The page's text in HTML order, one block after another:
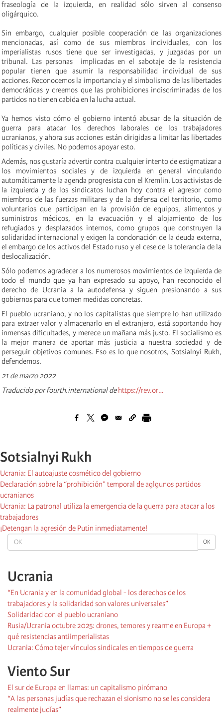
OK OK
Ucrania
“En Ucrania y en la comunidad global - los derechos de los
trabajadores y la solidaridad son valores universales”
Solidaridad con el pueblo ucraniano
Rusia/Ucrania octubre 2025: drones, temores y rearme en Europa +
qué resistencias antiimperialistas
Ucrania: Cómo tejer vínculos sindicales en tiempos de guerra
Viento Sur
El sur de Europa en llamas: un capitalismo pirómano
“A las personas judías que rechazan el sionismo no se les considera
realmente judías”
fraseología de la izquierda, en realidad sólo sirven al consenso
oligárquico.
Sin embargo, cualquier posible cooperación de las organizaciones
mencionadas, así como de sus miembros individuales, con los
imperialistas rusos tiene que ser investigadas, y juzgadas por un
tribunal. Las personas implicadas en el sabotaje de la resistencia
popular tienen que asumir la responsabilidad individual de sus
acciones. Reconocemos la importancia y el simbolismo de las libertades
democráticas y creemos que las prohibiciones indiscriminadas de los
partidos no tienen cabida en la lucha actual.
Ya hemos visto cómo el gobierno intentó abusar de la situación de
guerra para atacar los derechos laborales de los trabajadores
ucranianos, y ahora sus acciones están dirigidas a limitar las libertades
políticas y civiles. No podemos apoyar esto.
Además, nos gustaría advertir contra cualquier intento de estigmatizar a
los movimientos sociales y de izquierda en general vinculando
automáticamente la agenda progresista con el Kremlin. Los activistas de
la izquierda y de los sindicatos luchan hoy contra el agresor como
miembros de las fuerzas militares y de la defensa del territorio, como
voluntarios que participan en la provisión de equipos, alimentos y
suministros médicos, en la evacuación y el alojamiento de los
refugiados y desplazados internos, como grupos que construyen la
solidaridad internacional y exigen la condonación de la deuda externa,
el embargo de los activos del Estado ruso y el cese de la tolerancia de la
deslocalización.
Sólo podemos agradecer a los numerosos movimientos de izquierda de
todo el mundo que ya han expresado su apoyo, han reconocido el
derecho de Ucrania a la autodefensa y siguen presionando a sus
gobiernos para que tomen medidas concretas.
El pueblo ucraniano, y no los capitalistas que siempre lo han utilizado
para extraer valor y almacenarlo en el extranjero, está soportando hoy
inmensas dificultades, y merece un mañana más justo. El socialismo es
la mejor manera de aportar más justicia a nuestra sociedad y de
perseguir objetivos comunes. Eso es lo que nosotros, Sotsialnyi Rukh,
defendemos.
21 de marzo 2022
Traducido por fourth.international dehttps://rev.or…
Sotsialnyi Rukh
Ucrania: El autoajuste cosmético del gobierno
Declaración sobre la “prohibición” temporal de aglgunos partidos
ucranianos
Ucrania: La patronal utiliza la emergencia de la guerra para atacar a los
trabajadores
¡Detengan la agresión de Putin inmediatamente!